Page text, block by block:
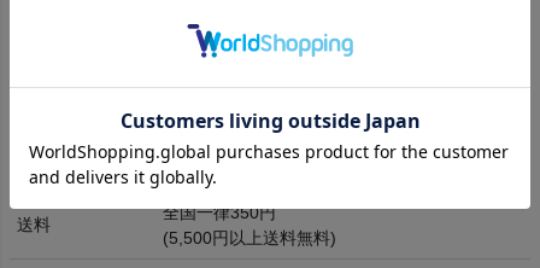
コットン100%
洗濯表記 洗濯機洗い(40)
送料
全国一律350円
(5,500円以上送料無料)